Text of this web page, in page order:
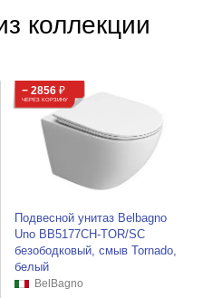
коллекции
− 2856 ₽
ЧЕРЕЗ КОРЗИНУ
Подвесной унитаз Belbagno
Uno BB5177CH-TOR/SC
безободковый, смыв Tornado,
белый
BelBagno